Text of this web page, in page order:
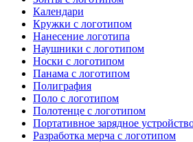
Календари
Кружки с логотипом
Нанесение логотипа
Наушники с логотипом
Носки с логотипом
Панама с логотипом
Полиграфия
Поло с логотипом
Полотенце с логотипом
Портативное зарядное
Разработка мерча с логотипом